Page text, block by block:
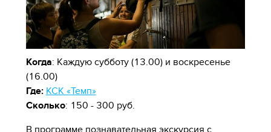
Когда: Каждую субботу (13.00) и воскресенье
(16.00)
Где: КСК «Темп»
Сколько: 150 - 300 руб.
В программе познавательная экскурсия с